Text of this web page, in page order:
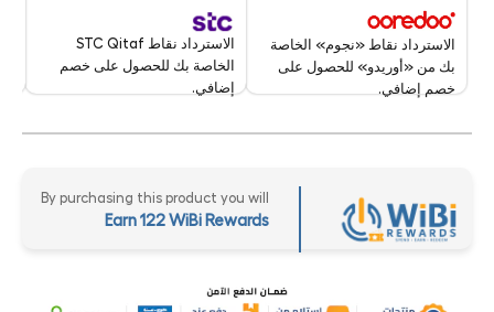
الاسترداد نقاط «نجوم» الخاصة
بك من «أوريدو» للحصول على
خصم إضافي.
الاسترداد نقاط STC Qitaf
الخاصة بك للحصول على خصم
إضافي.
By purchasing this product you will
Earn 122 WiBi Rewards